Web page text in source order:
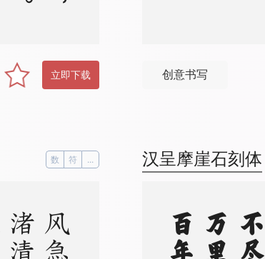
立即下载 创意书写
数 符 ... 汉呈摩崖石刻体